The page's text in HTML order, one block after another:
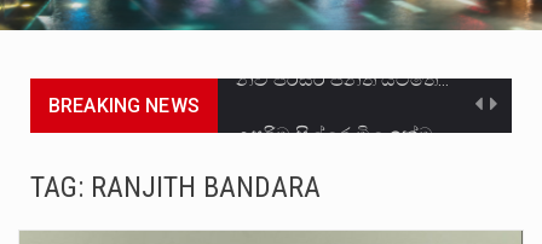
BREAKING NEWS
TAG: RANJITH BANDARA